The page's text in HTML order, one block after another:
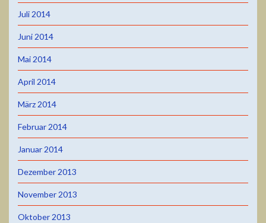
Juli 2014
Juni 2014
Mai 2014
April 2014
März 2014
Februar 2014
Januar 2014
Dezember 2013
November 2013
Oktober 2013